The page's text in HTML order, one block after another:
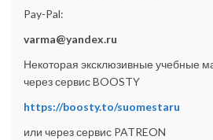
Pay-Pal:
varma@yandex.ru
Некоторая эксклюзивные учебные
через сервис BOOSTY
https://boosty.to/suomestaru
или через сервис PATREON